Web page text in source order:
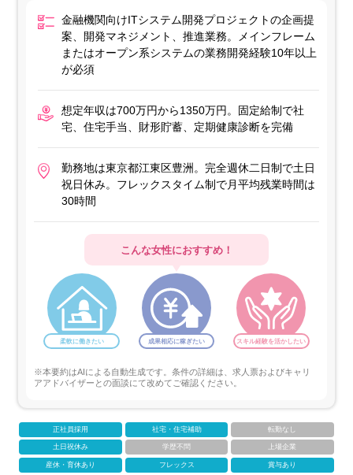
金融機関向けITシステム開発プロジェクトの企画提
案、開発マネジメント、推進業務。メインフレーム
またはオープン系システムの業務開発経験10年以上
が必須
想定年収は700万円から1350万円。固定給制で社
宅、住宅手当、財形貯蓄、定期健康診断を完備
勤務地は東京都江東区豊洲。完全週休二日制で土日
祝日休み。フレックスタイム制で月平均残業時間は
30時間
こんな女性におすすめ！
柔軟に働きたい 成果相応に稼ぎたい スキル経験を活かしたい
※本要約はAIによる自動生成です。条件の詳細は、求人票およびキャリ
アアドバイザーとの面談にて改めてご確認ください。
正社員採用 社宅・住宅補助 転勤なし
土日祝休み 学歴不問 上場企業
産休・育休あり フレックス 賞与あり